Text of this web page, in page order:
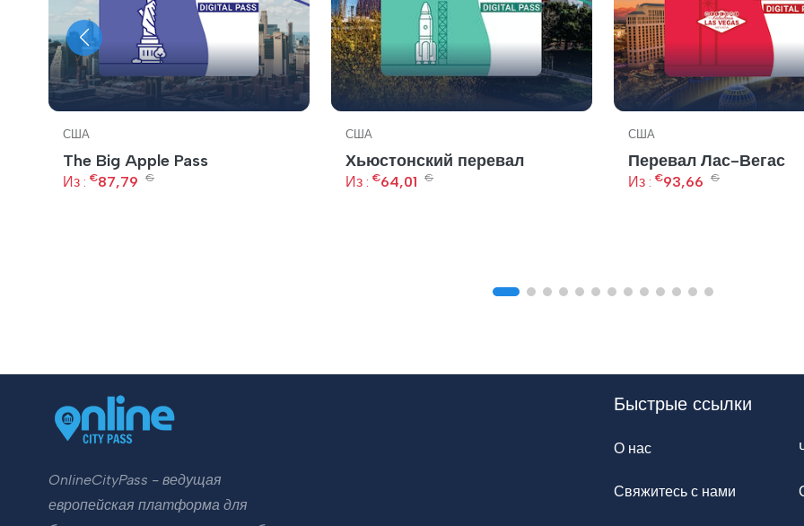
США
The Big Apple Pass
Из : €87,79 €
США
Хьюстонский перевал
Из : €64,01 €
США
Перевал Лас-Вегас
Из : €93,66 €
OnlineCityPass - ведущая
европейская платформа для
Быстрые ссылки
О нас
Свяжитесь с нами